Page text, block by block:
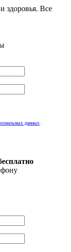
здоровья. Все
данных